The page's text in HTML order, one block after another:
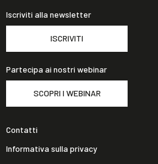
Iscriviti alla newsletter
ISCRIVITI
Partecipa ai nostri webinar
SCOPRI I WEBINAR
Contatti
Informativa sulla privacy